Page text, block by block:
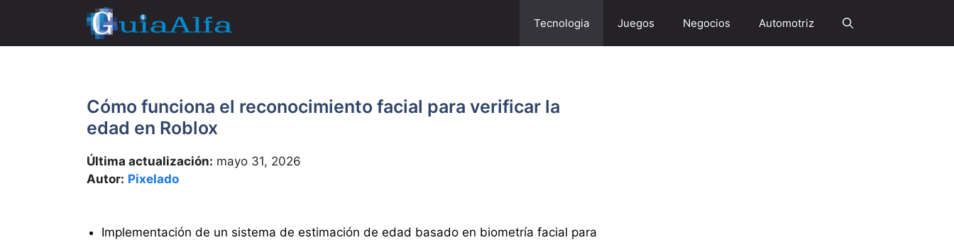
contenido
Tecnologia Juegos Negocios Automotriz
Cómo funciona el reconocimiento facial para verificar la
edad en Roblox
Última actualización: mayo 31, 2026
Autor: Pixelado
Implementación de un sistema de estimación de edad basado en biometría facial para